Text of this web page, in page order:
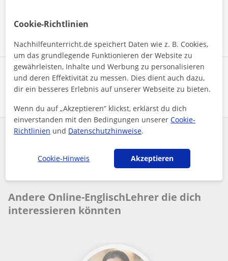
Profil teilen
Nachricht senden
Englisch
Andere Online-EnglischLehrer die dich
interessieren könnten
Cookie-Richtlinien
Nachhilfeunterricht.de speichert Daten wie z. B. Cookies,
um das grundlegende Funktionieren der Website zu
gewährleisten, Inhalte und Werbung zu personalisieren
und deren Effektivität zu messen. Dies dient auch dazu,
dir ein besseres Erlebnis auf unserer Webseite zu bieten.
Wenn du auf „Akzeptieren” klickst, erklärst du dich
einverstanden mit den Bedingungen unsererCookie-
Richtlinien und Datenschutzhinweise.
Cookie-Hinweis Akzeptieren